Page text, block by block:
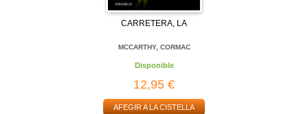
CARRETERA, LA
MCCARTHY, CORMAC
Disponible
12,95 €
AFEGIR A LA CISTELLA